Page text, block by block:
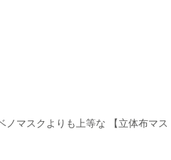
ノマスクよりも上等な 【立体布マス